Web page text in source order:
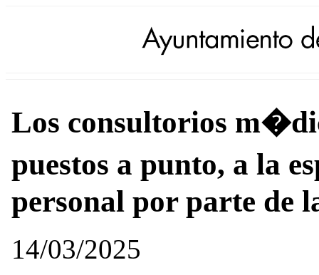
Los consultorios
puestos a punto, a la
personal por parte de
14/03/2025